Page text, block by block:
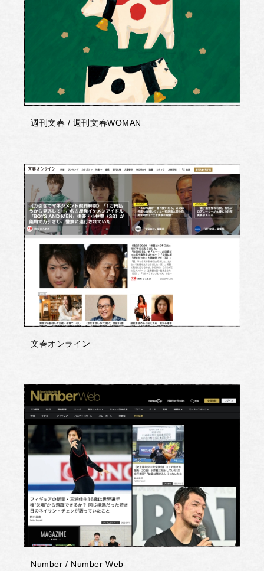
週刊文春 / 週刊文春WOMAN
文春オンライン
Number / Number Web